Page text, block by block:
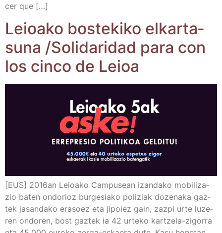
cer que […]
Leioa­ko bos­te­ki­ko elkar­ta­
su­na /​Soli­da­ri­dad para con
los cin­co de Leioa
[EUS] 2016an Leioa­ko Cam­pu­sean izan­da­ko mobi­li­za­
zio baten ondo­rioz bur­ge­sia­ko poli­ziak doze­na­ka gaz­
tek jasan­da­ko era­soez eta jipoiez gain, zaz­pi urte luze­
ren ondo­ren, bost gaz­tek ia 42 urte­ko kar­tze­­la-zigo­­rra